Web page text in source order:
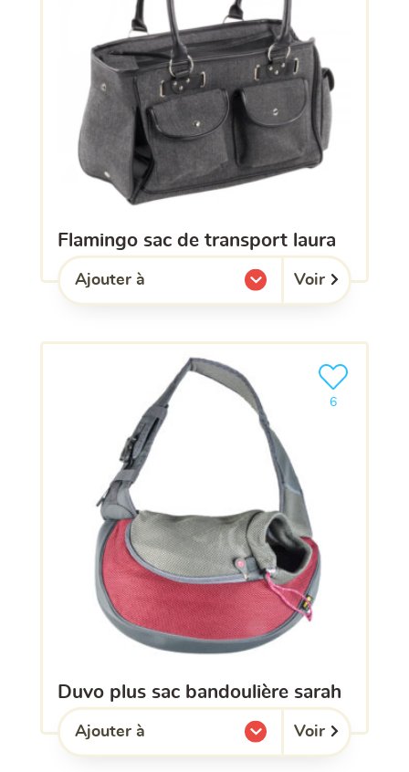
flamingo sac de transport laura
Ajouter à
l'une de mes listes. Voir
duvo plus sac bandoulière sarah
6
Ajouter le
Ajouter à
l'une de mes listes. Voir